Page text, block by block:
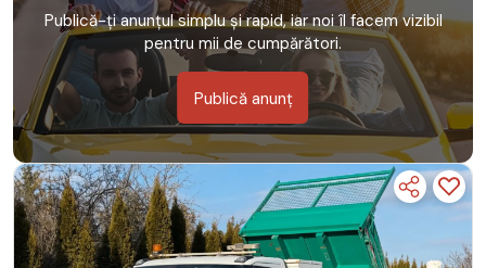
Publică-ți anunțul simplu și rapid, iar noi îl facem vizibil
pentru mii de cumpărători.
Publică anunț